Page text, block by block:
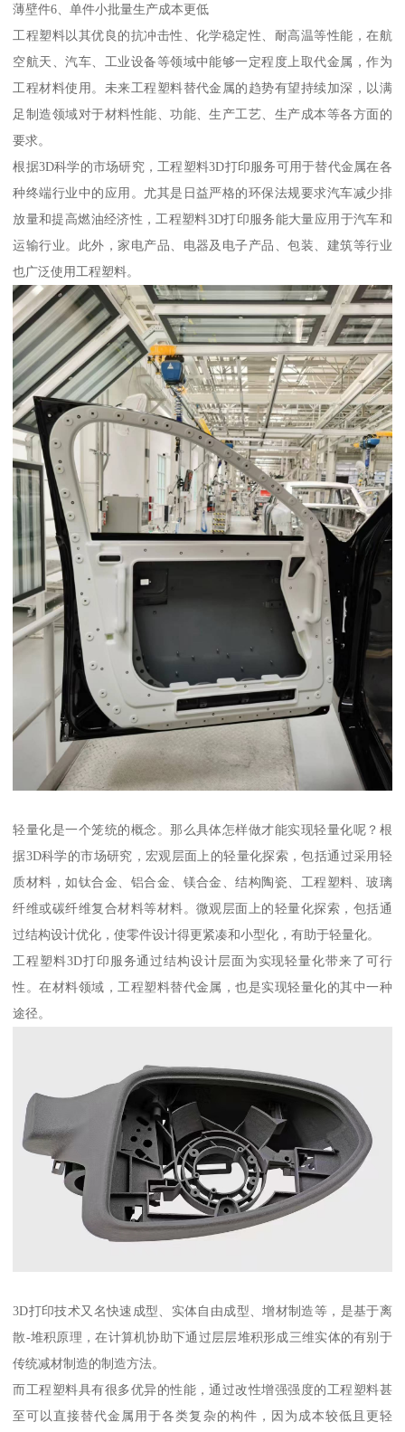
薄壁件6、单件小批量生产成本更低
工程塑料以其优良的抗冲击性、化学稳定性、耐高温等性能，在航
空航天、汽车、工业设备等领域中能够一定程度上取代金属，作为
工程材料使用。未来工程塑料替代金属的趋势有望持续加深，以满
足制造领域对于材料性能、功能、生产工艺、生产成本等各方面的
要求。
根据3D科学的市场研究，工程塑料3D打印服务可用于替代金属在各
种终端行业中的应用。尤其是日益严格的环保法规要求汽车减少排
放量和提高燃油经济性，工程塑料3D打印服务能大量应用于汽车和
运输行业。此外，家电产品、电器及电子产品、包装、建筑等行业
也广泛使用工程塑料。
轻量化是一个笼统的概念。那么具体怎样做才能实现轻量化呢？根
据3D科学的市场研究，宏观层面上的轻量化探索，包括通过采用轻
质材料，如钛合金、铝合金、镁合金、结构陶瓷、工程塑料、玻璃
纤维或碳纤维复合材料等材料。微观层面上的轻量化探索，包括通
过结构设计优化，使零件设计得更紧凑和小型化，有助于轻量化。
工程塑料3D打印服务通过结构设计层面为实现轻量化带来了可行
性。在材料领域，工程塑料替代金属，也是实现轻量化的其中一种
途径。
3D打印技术又名快速成型、实体自由成型、增材制造等，是基于离
散-堆积原理，在计算机协助下通过层层堆积形成三维实体的有别于
传统减材制造的制造方法。
而工程塑料具有很多优异的性能，通过改性增强强度的工程塑料甚
至可以直接替代金属用于各类复杂的构件，因为成本较低且更轻